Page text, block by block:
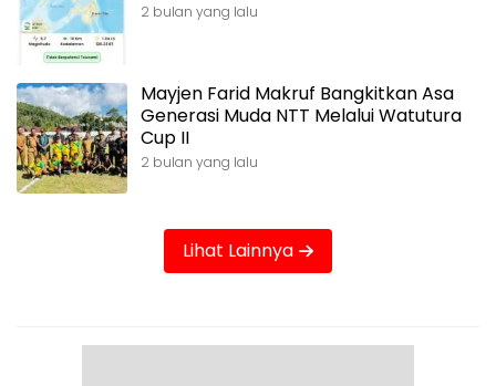
2 bulan yang lalu
Mayjen Farid Makruf Bangkitkan Asa
Generasi Muda NTT Melalui Watutura
Cup II
2 bulan yang lalu
Lihat Lainnya